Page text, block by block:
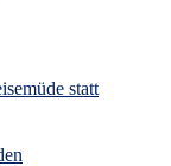
statt